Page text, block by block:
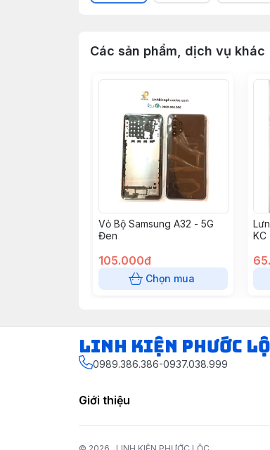
Các sản phẩm, dịch vụ khác
Vỏ Bộ Samsung A32 - 5G
Đen
105.000đ
Chọn mua
KC
LINH KIỆN PHƯỚC
0989.386.386-0937.038.999
Giới thiệu